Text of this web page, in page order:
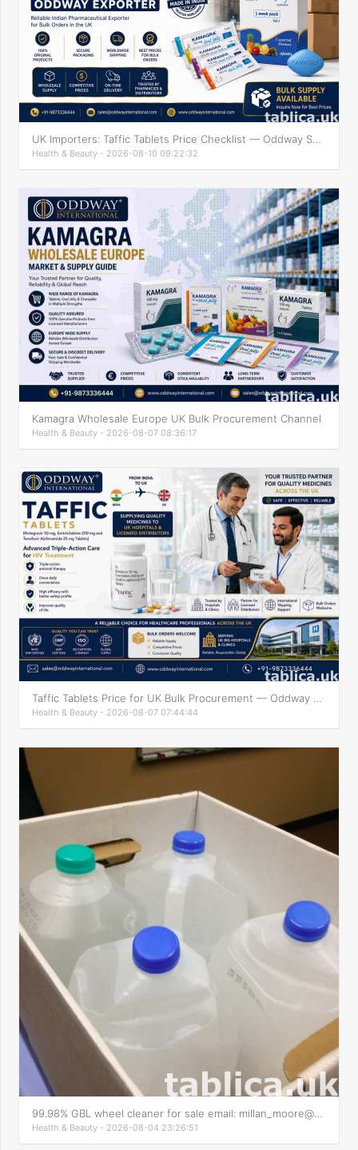
Health & Beauty - 2026-08-10 09:22:32
Kamagra Wholesale Europe UK Bulk Procurement Channel
Health & Beauty - 2026-08-07 08:36:17
Health & Beauty - 2026-08-07 07:44:44
Health & Beauty - 2026-08-04 23:26:51